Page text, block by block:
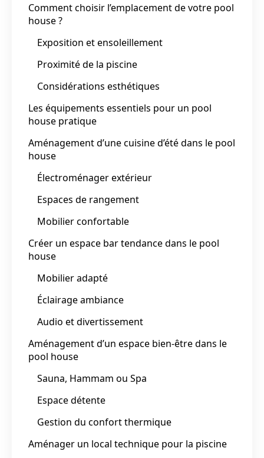
Comment choisir l’emplacement de votre pool
house ?
Exposition et ensoleillement
Proximité de la piscine
Considérations esthétiques
Les équipements essentiels pour un pool
house pratique
Aménagement d’une cuisine d’été dans le pool
house
Électroménager extérieur
Espaces de rangement
Mobilier confortable
Créer un espace bar tendance dans le pool
house
Mobilier adapté
Éclairage ambiance
Audio et divertissement
Aménagement d’un espace bien-être dans le
pool house
Sauna, Hammam ou Spa
Espace détente
Gestion du confort thermique
Aménager un local technique pour la piscine